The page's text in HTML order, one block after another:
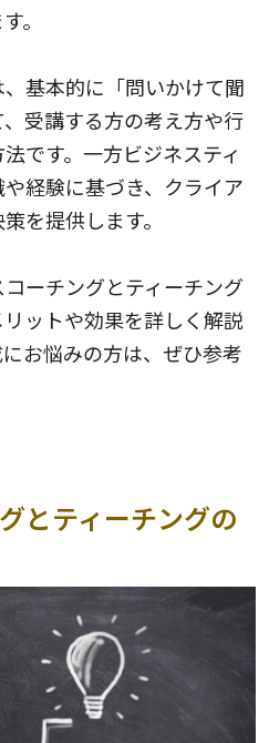
。
基本的に「問いかけて聞
受講する方の考え方や行
です。一方ビジネスティ
経験に基づき、クライア
を提供します。
ーチングとティーチング
ットや効果を詳しく解説
お悩みの方は、ぜひ参考
とティーチングの